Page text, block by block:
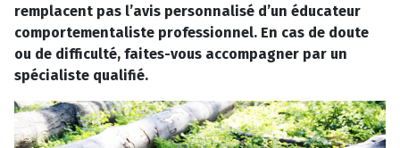
remplacent pas l’avis personnalisé d’un éducateur
comportementaliste professionnel. En cas de doute
ou de difficulté, faites-vous accompagner par un
spécialiste qualifié.